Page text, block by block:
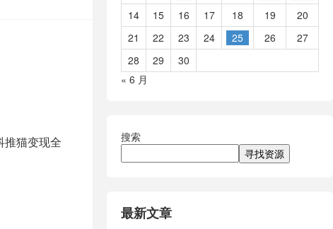
推猫变现全
14
15 16 17 18 19
20
21
22 23 24 25 26
27
28
29
30
« 6 月
搜索
寻找资源
最新文章